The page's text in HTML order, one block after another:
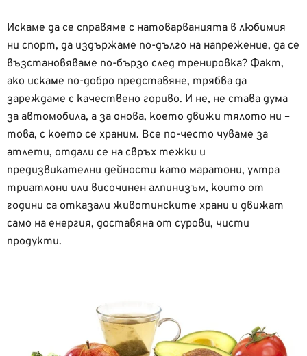
Искаме да се справяме с натоварванията в любимия
ни спорт, да издържаме по-дълго на напрежение, да се
възстановяваме по-бързо след тренировка? Факт,
ако искаме по-добро представяне, трябва да
зареждаме с качествено гориво. И не, не става дума
за автомобила, а за онова, което движи тялото ни –
това, с което се храним. Все по-често чуваме за
атлети, отдали се на свръх тежки и
предизвикателни дейности като маратони, ултра
триатлони или височинен алпинизъм, които от
години са отказали животинските храни и движат
само на енергия, доставяна от сурови, чисти
продукти.